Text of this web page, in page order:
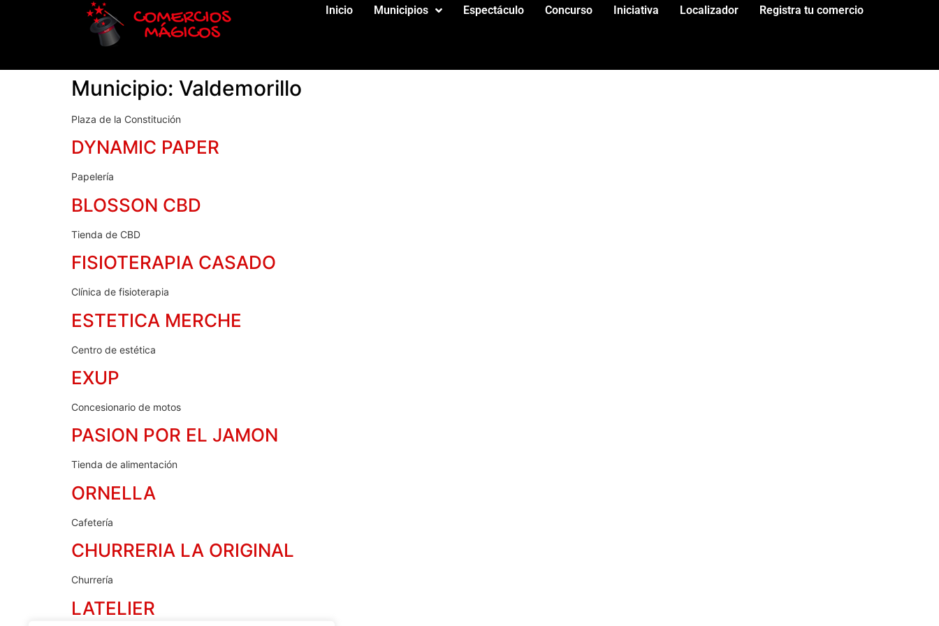
Inicio Municipios Espectáculo Concurso Iniciativa Localizador Registra tu comercio
Municipio: Valdemorillo
Plaza de la Constitución
DYNAMIC PAPER
Papelería
BLOSSON CBD
Tienda de CBD
FISIOTERAPIA CASADO
Clínica de fisioterapia
ESTETICA MERCHE
Centro de estética
EXUP
Concesionario de motos
PASION POR EL JAMON
Tienda de alimentación
ORNELLA
Cafetería
CHURRERIA LA ORIGINAL
Churrería
LATELIER